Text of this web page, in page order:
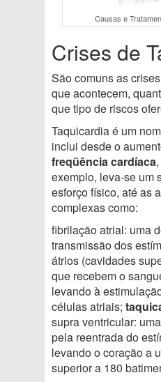
Causas e
Crises de
São comuns as
que acontecem,
que tipo de riscos
Taquicardia é um
inclui desde o
freqüência cardíaca
exemplo, leva-se um
esforço físico, até as
complexas como:
fibrilação atrial: uma
transmissão dos
átrios (cavidades
que recebem o
levando à
células atriais;
supra ventricular:
pela reentrada do
levando o coração a
superior a 180